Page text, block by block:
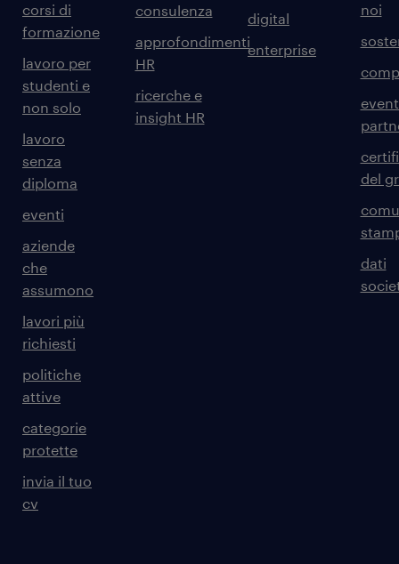
corsi di
formazione
lavoro per
studenti e
non solo
lavoro
senza
diploma
eventi
aziende
che
assumono
lavori più
richiesti
politiche
attive
categorie
protette
invia il tuo
cv
consulenza
approfondimenti
HR
ricerche e
insight HR
digital
enterprise
noi
del
dati